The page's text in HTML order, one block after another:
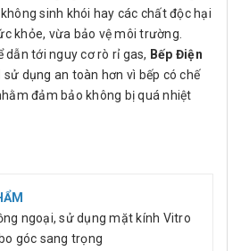
sinh khói hay các chất độc hại
khỏe, vừa bảo vệ môi trường.
dẫn tới nguy cơ rò rỉ gas, Bếp Điện
sử dụng an toàn hơn vì bếp có chế
đảm bảo không bị quá nhiệt
ngoại, sử dụng mặt kính Vitro
góc sang trọng